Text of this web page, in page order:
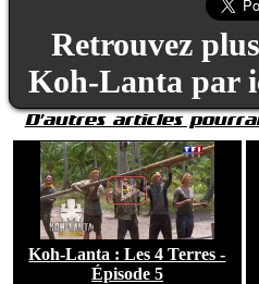
Retrouvez
Koh-Lanta par
D'autres articles
Koh-Lanta : Les 4 Terres -
Épisode 5